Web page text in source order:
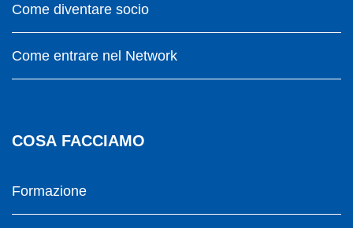
Come diventare socio
Come entrare nel Network
COSA FACCIAMO
Formazione